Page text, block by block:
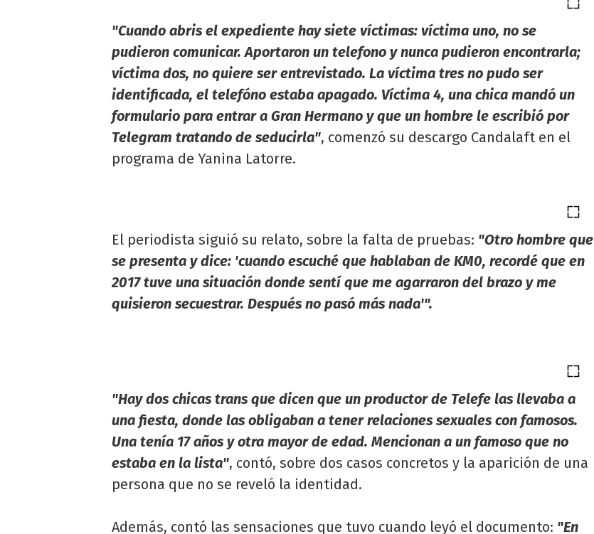
"Cuando abris el expediente hay siete víctimas: víctima uno, no se
pudieron comunicar. Aportaron un telefono y nunca pudieron encontrarla;
víctima dos, no quiere ser entrevistado. La víctima tres no pudo ser
identificada, el telefóno estaba apagado. Víctima 4, una chica mandó un
formulario para entrar a Gran Hermano y que un hombre le escribió por
Telegram tratando de seducirla", comenzó su descargo Candalaft en el
programa de Yanina Latorre.
El periodista siguió su relato, sobre la falta de pruebas: "Otro hombre que
se presenta y dice: 'cuando escuché que hablaban de KM0, recordé que en
2017 tuve una situación donde sentí que me agarraron del brazo y me
quisieron secuestrar. Después no pasó más nada'".
"Hay dos chicas trans que dicen que un productor de Telefe las llevaba a
una fiesta, donde las obligaban a tener relaciones sexuales con famosos.
Una tenía 17 años y otra mayor de edad. Mencionan a un famoso que no
estaba en la lista", contó, sobre dos casos concretos y la aparición de una
persona que no se reveló la identidad.
Además, contó las sensaciones que tuvo cuando leyó el documento: "En